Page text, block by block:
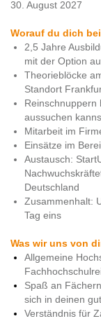
30. August 2027
Worauf du dich
2,5 Jahre
mit der Option
Theorieblöcke
Standort
Reinschnuppern
aussuchen
Mitarbeit im
Einsätze im
Austausch:
Deutschland
Zusammenhalt:
Tag eins
Was wir uns von
Allgemeine
Spaß an
sich in deinen
Verständnis für